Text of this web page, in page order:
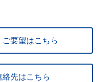
要望はこちら
先はこちら